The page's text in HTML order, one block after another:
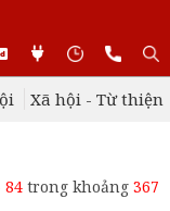
Xã hội - Từ thiện
84 trong khoảng 367